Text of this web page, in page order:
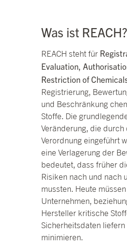
Was ist REACH?
REACH steht für
Evaluation,
Restriction of
Registrierung,
und Beschränkung
Stoffe. Die
Veränderung, die durch
Verordnung eingeführt
eine Verlagerung der
bedeutet, dass früher
Risiken nach und nach
mussten. Heute
Unternehmen,
Hersteller kritische
Sicherheitsdaten liefern
minimieren.